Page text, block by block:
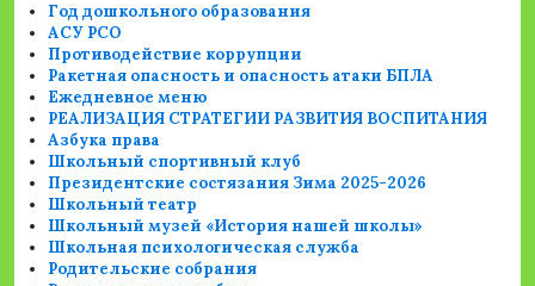
Год дошкольного образования
АСУ РСО
Противодействие коррупции
Ракетная опасность и опасность атаки БПЛА
Ежедневное меню
РЕАЛИЗАЦИЯ СТРАТЕГИИ РАЗВИТИЯ ВОСПИТАНИЯ
Азбука права
Школьный спортивный клуб
Президентские состязания Зима 2025-2026
Школьный театр
Школьный музей «История нашей школы»
Школьная психологическая служба
Родительские собрания